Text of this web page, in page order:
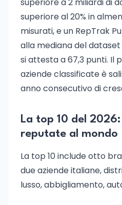
superiore al 20% in
misurati, e un RepTrak
alla mediana del
si attesta a 67,3 punti. Il
aziende classificate è
anno consecutivo di
La top 10 del
reputate al mondo
La top 10 include otto
due aziende italiane,
lusso, abbigliamento,